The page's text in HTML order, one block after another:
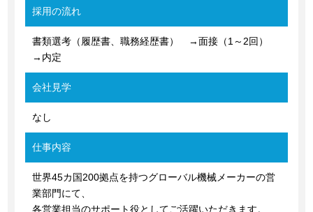
採用の流れ
書類選考（履歴書、職務経歴書） →面接（1～2回）
→内定
会社見学
なし
仕事内容
世界45カ国200拠点を持つグローバル機械メーカーの営
業部門にて、
各営業担当のサポート役としてご活躍いただきます。